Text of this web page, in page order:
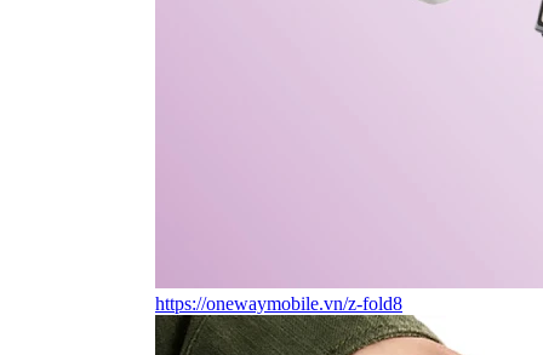
https://onewaymobile.vn/z-fold8